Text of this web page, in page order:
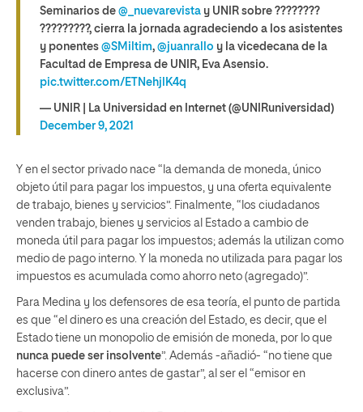
Seminarios de @_nuevarevista y UNIR sobre ????́????
?????????, cierra la jornada agradeciendo a los asistentes
y ponentes @SMiltim, @juanrallo y la vicedecana de la
Facultad de Empresa de UNIR, Eva Asensio.
pic.twitter.com/ETNehjlK4q
— UNIR | La Universidad en Internet (@UNIRuniversidad)
December 9, 2021
Y en el sector privado nace “la demanda de moneda, único
objeto útil para pagar los impuestos, y una oferta equivalente
de trabajo, bienes y servicios”. Finalmente, “los ciudadanos
venden trabajo, bienes y servicios al Estado a cambio de
moneda útil para pagar los impuestos; además la utilizan como
medio de pago interno. Y la moneda no utilizada para pagar los
impuestos es acumulada como ahorro neto (agregado)”.
Para Medina y los defensores de esa teoría, el punto de partida
es que “el dinero es una creación del Estado, es decir, que el
Estado tiene un monopolio de emisión de moneda, por lo que
nunca puede ser insolvente”. Además -añadió- “no tiene que
hacerse con dinero antes de gastar”, al ser el “emisor en
exclusiva”.